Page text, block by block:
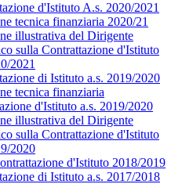
d'Istituto A.s. 2020/2021
tecnica finanziaria 2020/21
illustrativa del Dirigente
sulla Contrattazione d'Istituto
2021
di Istituto a.s. 2019/2020
tecnica finanziaria
d'Istituto a.s. 2019/2020
illustrativa del Dirigente
sulla Contrattazione d'Istituto
2020
d'Istituto 2018/2019
di Istituto a.s. 2017/2018